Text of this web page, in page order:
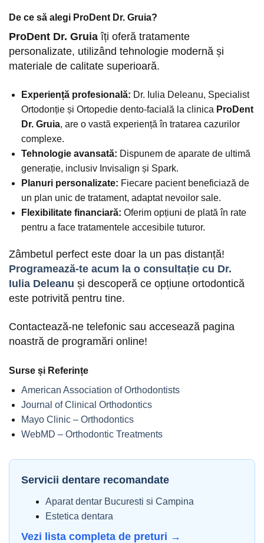
De ce să alegi ProDent Dr. Gruia?
ProDent Dr. Gruia îți oferă tratamente
personalizate, utilizând tehnologie modernă și
materiale de calitate superioară.
Experiență profesională: Dr. Iulia Deleanu, Specialist
Ortodonție și Ortopedie dento-facială la clinica ProDent
Dr. Gruia, are o vastă experiență în tratarea cazurilor
complexe.
Tehnologie avansată: Dispunem de aparate de ultimă
generație, inclusiv Invisalign și Spark.
Planuri personalizate: Fiecare pacient beneficiază de
un plan unic de tratament, adaptat nevoilor sale.
Flexibilitate financiară: Oferim opțiuni de plată în rate
pentru a face tratamentele accesibile tuturor.
Zâmbetul perfect este doar la un pas distanță!
Programează-te acum la o consultație cu Dr.
Iulia Deleanu și descoperă ce opțiune ortodontică
este potrivită pentru tine.
Contactează-ne telefonic sau accesează pagina
noastră de programări online!
Surse și Referințe
American Association of Orthodontists
Journal of Clinical Orthodontics
Mayo Clinic – Orthodontics
WebMD – Orthodontic Treatments
Servicii dentare recomandate
Aparat dentar Bucuresti si Campina
Estetica dentara
Vezi lista completa de preturi →